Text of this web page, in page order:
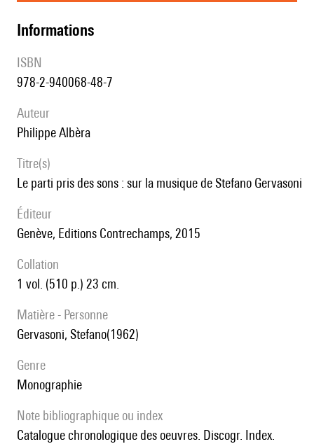
informations
ISBN
978-2-940068-48-7
auteur
Philippe Albèra
titre(s)
Le parti pris des sons : sur la musique de Stefano Gervasoni
éditeur
Genève, Editions Contrechamps, 2015
collation
1 vol. (510 p.) 23 cm.
matière - Personne
Gervasoni, Stefano(1962)
genre
monographie
note bibliographique ou index
Catalogue chronologique des oeuvres. Discogr. Index.